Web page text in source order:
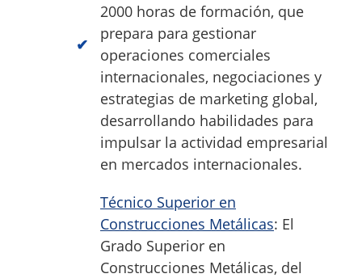
2000 horas de formación, que
prepara para gestionar
operaciones comerciales
internacionales, negociaciones y
estrategias de marketing global,
desarrollando habilidades para
impulsar la actividad empresarial
en mercados internacionales.
Técnico Superior en
Construcciones Metálicas: El
Grado Superior en
Construcciones Metálicas, del